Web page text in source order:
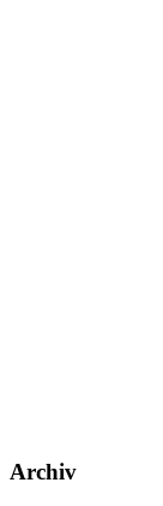
Archiv